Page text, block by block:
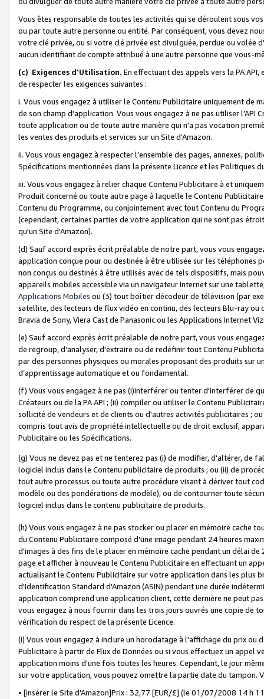
Vous êtes responsable de toutes les activités qui se déroulent sous
ou par toute autre personne ou entité. Par conséquent, vous devez
votre clé privée, ou si votre clé privée est divulguée, perdue ou volée
aucun identifiant de compte attribué à une autre personne que vous-
(c) Exigences d'Utilisation. En effectuant des appels vers la PA
de respecter les exigences suivantes :
i. Vous vous engagez à utiliser le Contenu Publicitaire uniquement de
de son champ d'application. Vous vous engagez à ne pas utiliser l’API
toute application ou de toute autre manière qui n'a pas vocation
les ventes des produits et services sur un Site d'Amazon.
ii. Vous vous engagez à respecter l'ensemble des pages, annexes,
Spécifications mentionnées dans la présente Licence et les Politiques
iii. Vous vous engagez à relier chaque Contenu Publicitaire à et
Produit concerné ou toute autre page à laquelle le Contenu
Contenu du Programme, ou conjointement avec tout Contenu du
(cependant, certaines parties de votre application qui ne sont pas
qu'un Site d'Amazon).
(d) Sauf accord exprès écrit préalable de notre part, vous vous
application conçue pour ou destinée à être utilisée sur les téléphones
non conçus ou destinés à être utilisés avec de tels dispositifs, mais
appareils mobiles accessible via un navigateur Internet sur une
Applications Mobiles ou (3) tout boîtier décodeur de télévision (par
satellite, des lecteurs de flux vidéo en continu, des lecteurs Blu-ray
Bravia de Sony, Viera Cast de Panasonic ou les Applications Internet
(e) Sauf accord exprès écrit préalable de notre part, vous vous
de regroup, d'analyser, d'extraire ou de redéfinir tout Contenu
par des personnes physiques ou morales proposant des produits sur
d’apprentissage automatique et ou fondamental.
(f) Vous vous engagez à ne pas (i)interférer ou tenter d'interférer de
Créateurs ou de la PA API ; (ii) compiler ou utiliser le Contenu
sollicité de vendeurs et de clients ou d'autres activités publicitaires ;
compris tout avis de propriété intellectuelle ou de droit exclusif,
Publicitaire ou les Spécifications.
(g) Vous ne devez pas et ne tenterez pas (i) de modifier, d'altérer, de
logiciel inclus dans le Contenu publicitaire de produits ; ou (ii) de
tout autre processus ou toute autre procédure visant à dériver tout
modèle ou des pondérations de modèle), ou de contourner toute
logiciel inclus dans le contenu publicitaire de produits.
(h) Vous vous engagez à ne pas stocker ou placer en mémoire cache
du Contenu Publicitaire composé d'une image pendant 24 heures
d'images à des fins de le placer en mémoire cache pendant un délai
page et afficher à nouveau le Contenu Publicitaire en effectuant un
actualisant le Contenu Publicitaire sur votre application dans les plus
d'Identification Standard d'Amazon (ASIN) pendant une durée
application comprend une application client, cette dernière ne peut
vous engagez à nous fournir dans les trois jours ouvrés une copie de
vérification du respect de la présente Licence.
(i) Vous vous engagez à inclure un horodatage à l'affichage du prix
Publicitaire à partir de Flux de Données ou si vous effectuez un appel
application moins d'une fois toutes les heures. Cependant, le jour
sur votre application, vous pouvez omettre la partie date du tampon.
• [insérer le Site d'Amazon]Prix : 32,77 [EUR/£] (le 01/07/2008 14 h